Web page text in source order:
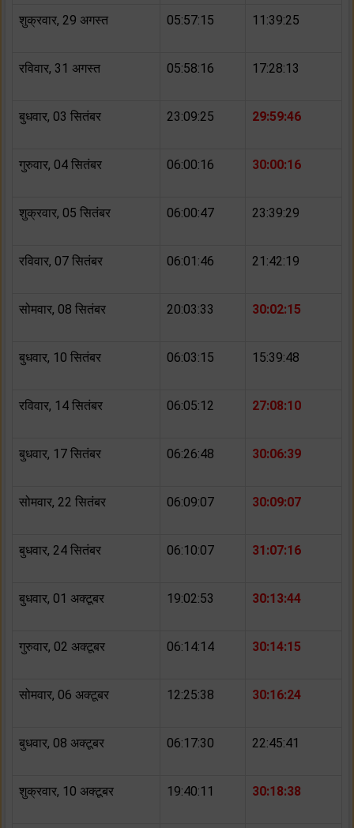
शुक्रवार, 29 अगस्त 05:57:15 11:39:25
रविवार, 31 अगस्त 05:58:16 17:28:13
बुधवार, 03 सितंबर 23:09:25 29:59:46
गुरुवार, 04 सितंबर 06:00:16 30:00:16
शुक्रवार, 05 सितंबर 06:00:47 23:39:29
रविवार, 07 सितंबर 06:01:46 21:42:19
सोमवार, 08 सितंबर 20:03:33 30:02:15
बुधवार, 10 सितंबर 06:03:15 15:39:48
रविवार, 14 सितंबर 06:05:12 27:08:10
बुधवार, 17 सितंबर 06:26:48 30:06:39
सोमवार, 22 सितंबर 06:09:07 30:09:07
बुधवार, 24 सितंबर 06:10:07 31:07:16
बुधवार, 01 अक्टूबर 19:02:53 30:13:44
गुरुवार, 02 अक्टूबर 06:14:14 30:14:15
सोमवार, 06 अक्टूबर 12:25:38 30:16:24
बुधवार, 08 अक्टूबर 06:17:30 22:45:41
शुक्रवार, 10 अक्टूबर 19:40:11 30:18:38